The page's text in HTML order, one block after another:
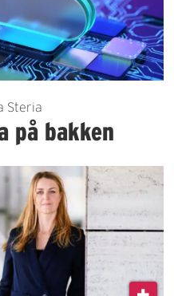
Steria
på bakken